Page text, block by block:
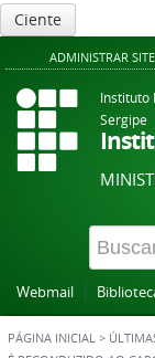
Ciente
ADMINISTRAR SITE
Instituto
Sergipe
Webmail
PÁGINA INICIAL >